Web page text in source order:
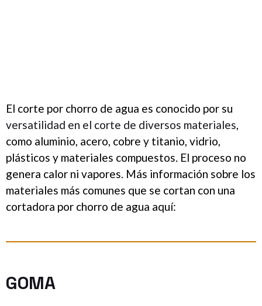
El corte por chorro de agua es conocido por su
versatilidad en el corte de diversos materiales,
como aluminio, acero, cobre y titanio, vidrio,
plásticos y materiales compuestos. El proceso no
genera calor ni vapores. Más información sobre los
materiales más comunes que se cortan con una
cortadora por chorro de agua aquí:
GOMA